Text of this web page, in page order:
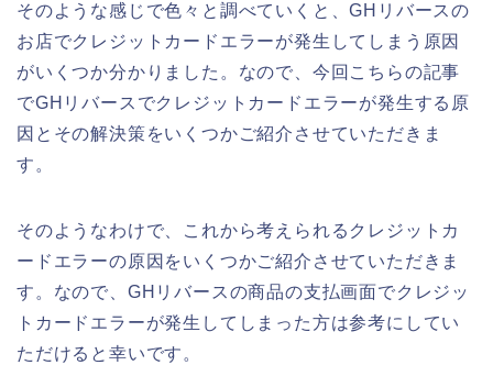
そのような感じで色々と調べていくと、GHリバースの
お店でクレジットカードエラーが発生してしまう原因
がいくつか分かりました。なので、今回こちらの記事
でGHリバースでクレジットカードエラーが発生する原
因とその解決策をいくつかご紹介させていただきま
す。
そのようなわけで、これから考えられるクレジットカ
ードエラーの原因をいくつかご紹介させていただきま
す。なので、GHリバースの商品の支払画面でクレジッ
トカードエラーが発生してしまった方は参考にしてい
ただけると幸いです。